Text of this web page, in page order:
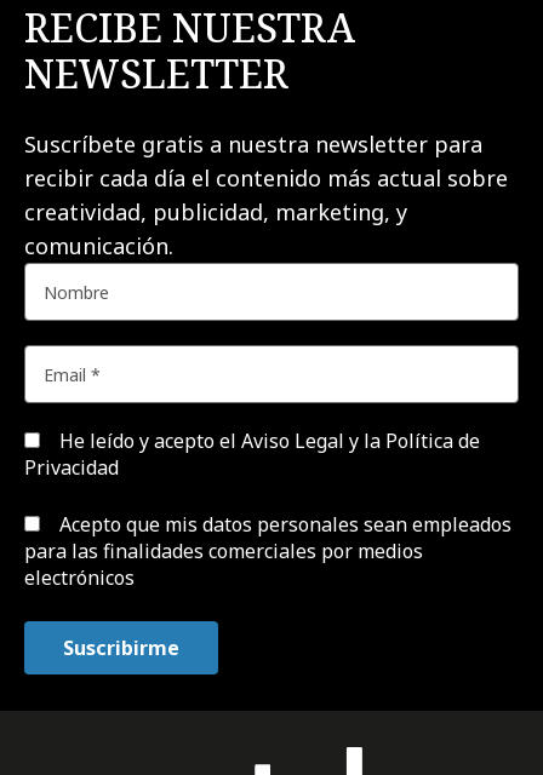
RECIBE NUESTRA
NEWSLETTER
Suscríbete gratis a nuestra newsletter para
recibir cada día el contenido más actual sobre
creatividad, publicidad, marketing, y
comunicación.
He leído y acepto el Aviso Legal y la Política de
Privacidad
Acepto que mis datos personales sean empleados
para las finalidades comerciales por medios
electrónicos